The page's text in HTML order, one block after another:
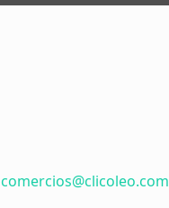
comercios@clicoleo.com